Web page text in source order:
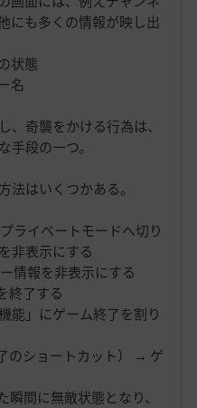
にも多くの情報が映し出
状態
名
、奇襲をかける行為は、
手段の一つ。
法はいくつかある。
ライベートモードへ切り
非表示にする
情報を非表示にする
終了する
能」にゲーム終了を割り
のショートカット） → ゲ
間に無敵状態となり、